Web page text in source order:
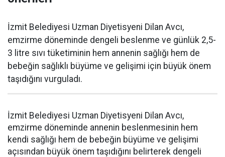
İzmit Belediyesi Uzman Diyetisyeni Dilan Avcı,
emzirme döneminde dengeli beslenme ve günlük 2,5-
3 litre sıvı tüketiminin hem annenin sağlığı hem de
bebeğin sağlıklı büyüme ve gelişimi için büyük önem
taşıdığını vurguladı.
İzmit Belediyesi Uzman Diyetisyeni Dilan Avcı,
emzirme döneminde annenin beslenmesinin hem
kendi sağlığı hem de bebeğin büyüme ve gelişimi
açısından büyük önem taşıdığını belirterek dengeli